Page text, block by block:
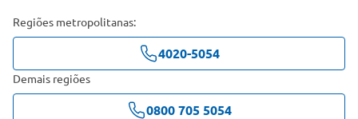
Regiões metropolitanas:
4020-5054
Demais regiões
0800 705 5054